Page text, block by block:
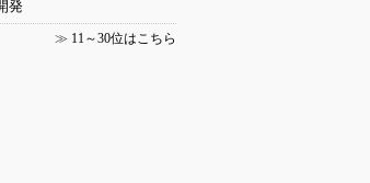
発
≫ 11～30位はこちら